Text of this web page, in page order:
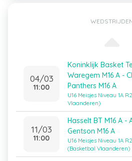
04/03
11:00
Koninklijk Basket
Waregem M16 A -
Panthers M16 A
U16 Meisjes Niveau 1A
Vlaanderen)
11/03
11:00
Hasselt BT M16 A -
Gentson M16 A
U16 Meisjes Niveau 1A
(Basketbal Vlaanderen)